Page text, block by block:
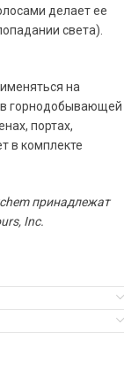
делает ее
света).
на
в горнодобывающей
портах,
в комплекте
принадлежат
Inc.